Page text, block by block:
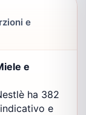
e
e
ha 382
e